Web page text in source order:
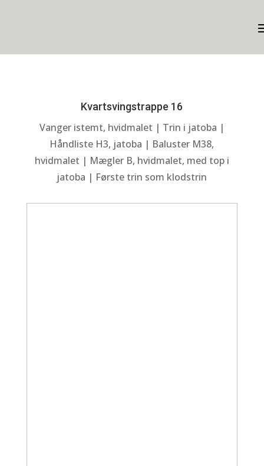
Kvartsvingstrappe 16
Vanger istemt, hvidmalet | Trin i jatoba |
Håndliste H3, jatoba | Baluster M38,
hvidmalet | Mægler B, hvidmalet, med top i
jatoba | Første trin som klodstrin